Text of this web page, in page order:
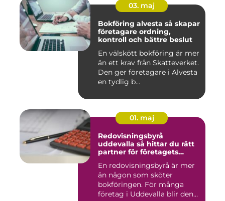
03. maj
Bokföring alvesta så skapar
företagare ordning,
kontroll och bättre beslut
En välskött bokföring är mer
än ett krav från Skatteverket.
Den ger företagare i Alvesta
en tydlig b...
01. maj
Redovisningsbyrå
uddevalla så hittar du rätt
partner för företagets
En redovisningsbyrå är mer
än någon som sköter
bokföringen. För många
företag i Uddevalla blir den